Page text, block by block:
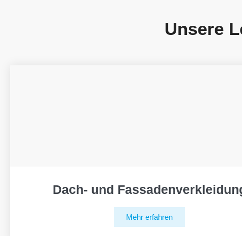
Unsere
Dach- und
Mehr erfahren